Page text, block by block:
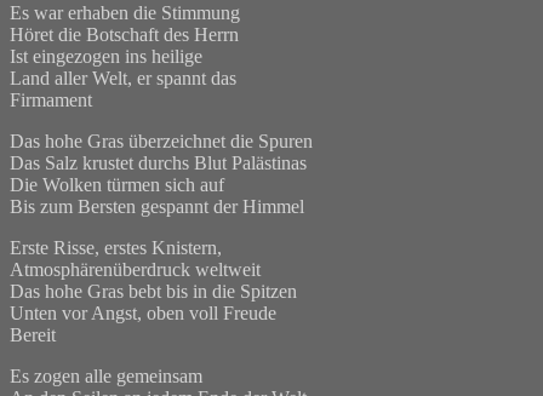
Es war erhaben die Stimmung
Höret die Botschaft des Herrn
Ist eingezogen ins heilige
Land aller Welt, er spannt das
Firmament
Das hohe Gras überzeichnet die Spuren
Das Salz krustet durchs Blut Palästinas
Die Wolken türmen sich auf
Bis zum Bersten gespannt der Himmel
Erste Risse, erstes Knistern,
Atmosphärenüberdruck weltweit
Das hohe Gras bebt bis in die Spitzen
Unten vor Angst, oben voll Freude
Bereit
Es zogen alle gemeinsam